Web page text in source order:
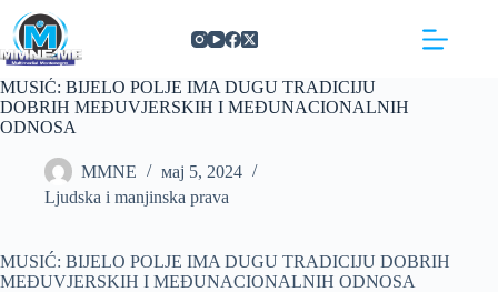
Skip
content
MUSIĆ: BIJELO POLJE IMA DUGU TRADICIJU
DOBRIH MEĐUVJERSKIH I MEĐUNACIONALNIH
ODNOSA
MMNE
мај 5, 2024
Ljudska i manjinska prava
MUSIĆ: BIJELO POLJE IMA DUGU TRADICIJU DOBRIH
MEĐUVJERSKIH I MEĐUNACIONALNIH ODNOSA